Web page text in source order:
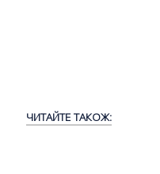
ЧИТАЙТЕ ТАКОЖ: